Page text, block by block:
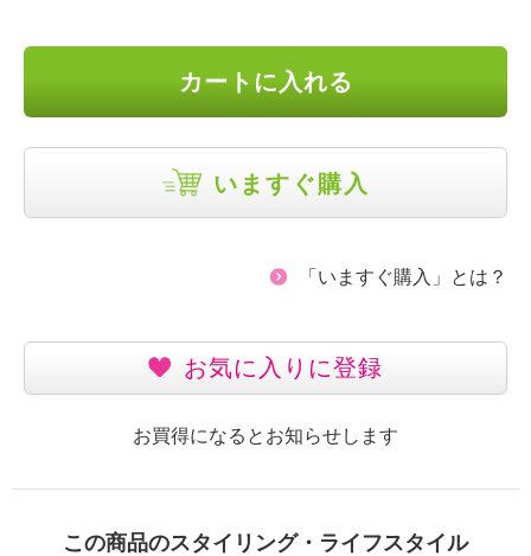
カートに入れる
いますぐ購入
「いますぐ購入」とは？
お気に入りに登録
お買得になるとお知らせします
この商品のスタイリング・ライフスタイル